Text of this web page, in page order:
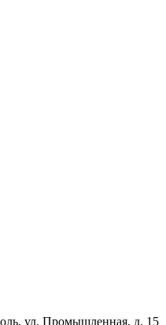
ул. Промышленная, д. 15